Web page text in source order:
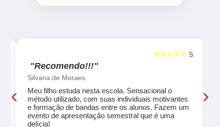
5
☆☆☆☆☆
"Recomendo!!!"
Silvana de Moraes
Meu filho estuda nesta escola. Sensacional o
método utilizado, com suas individuais motivantes
e formação de bandas entre os alunos. Fazem um
evento de apresentação semestral que é uma
delícia!
‹ ›